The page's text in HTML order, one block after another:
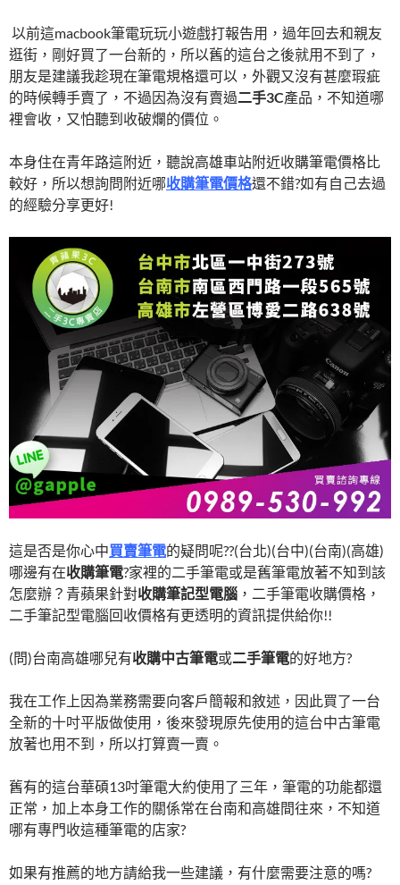
以前這macbook筆電玩玩小遊戲打報告用，過年回去和親友
逛街，剛好買了一台新的，所以舊的這台之後就用不到了，
朋友是建議我趁現在筆電規格還可以，外觀又沒有甚麼瑕疵
的時候轉手賣了，不過因為沒有賣過二手3C產品，不知道哪
裡會收，又怕聽到收破爛的價位。
本身住在青年路這附近，聽說高雄車站附近收購筆電價格比
較好，所以想詢問附近哪收購筆電價格還不錯?如有自己去過
的經驗分享更好!
這是否是你心中買賣筆電的疑問呢??(台北)(台中)(台南)(高雄)
哪邊有在收購筆電?家裡的二手筆電或是舊筆電放著不知到該
怎麼辦？青蘋果針對收購筆記型電腦 ，二手筆電收購價格，
二手筆記型電腦回收價格有更透明的資訊提供給你!!
(問)台南高雄哪兒有收購中古筆電或二手筆電的好地方?
我在工作上因為業務需要向客戶簡報和敘述，因此買了一台
全新的十吋平版做使用，後來發現原先使用的這台中古筆電
放著也用不到，所以打算賣一賣。
舊有的這台華碩13吋筆電大約使用了三年，筆電的功能都還
正常，加上本身工作的關係常在台南和高雄間往來，不知道
哪有專門收這種筆電的店家?
如果有推薦的地方請給我一些建議，有什麼需要注意的嗎?